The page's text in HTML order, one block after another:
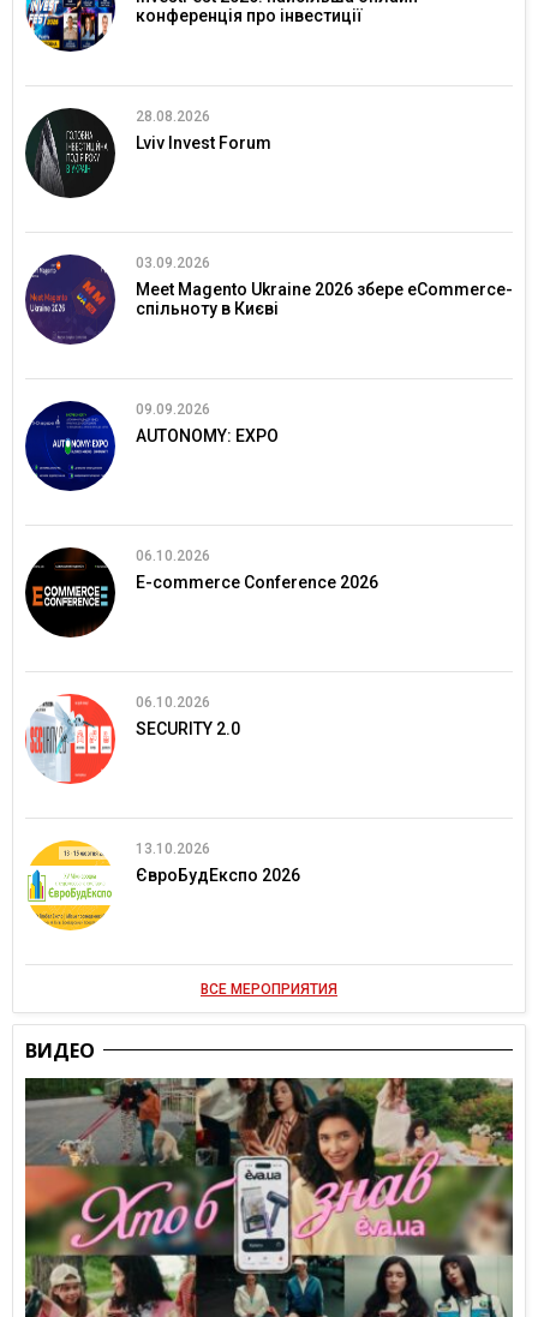
конференція про інвестиції
28.08.2026
Lviv Invest Forum
03.09.2026
Meet Magento Ukraine 2026 збере eCommerce-
спільноту в Києві
09.09.2026
AUTONOMY: EXPO
06.10.2026
E-commerce Conference 2026
06.10.2026
SECURITY 2.0
13.10.2026
ЄвроБудЕкспо 2026
ВСЕ МЕРОПРИЯТИЯ
ВИДЕО